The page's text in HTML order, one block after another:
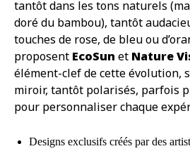
tantôt dans les tons naturels
doré du bambou), tantôt
touches de rose, de bleu ou
proposent EcoSun et Nature
élément-clef de cette évolution,
miroir, tantôt polarisés, parfois
pour personnaliser chaque
Designs exclusifs créés par des